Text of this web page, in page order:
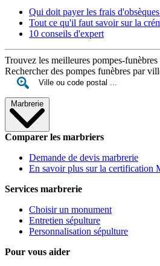
Qui doit payer les frais
Tout ce qu'il faut savoir sur la
10 conseils d'expert
Trouvez les meilleures pompes-
Rechercher des pompes funèbres par
Marbrerie
Comparer les marbriers
Demande de devis marbrerie
En savoir plus sur la certification
Services marbrerie
Choisir un monument
Entretien sépulture
Personnalisation sépulture
Pour vous aider